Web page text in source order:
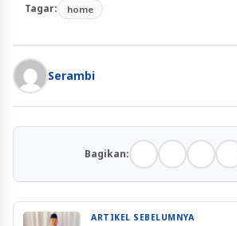
Tagar: home
Serambi
Bagikan:
ARTIKEL SEBELUMNYA